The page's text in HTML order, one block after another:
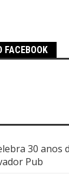
FACEBOOK
30 anos
Pub